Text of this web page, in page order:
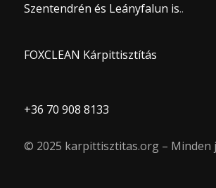
Szentendrén és Leányfalun is..
FOXCLEAN Kárpittisztítás
+36 70 908 8133
© 2025 karpittisztitas.org – Minden